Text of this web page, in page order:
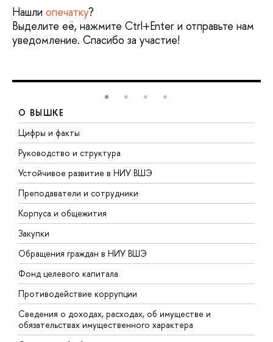
Нашли опечатку?
Выделите её, нажмите Ctrl+Enter и отправьте нам
уведомление. Спасибо за участие!
О ВЫШКЕ
Цифры и факты
Руководство и структура
Устойчивое развитие в НИУ ВШЭ
Преподаватели и сотрудники
Корпуса и общежития
Закупки
Обращения граждан в НИУ ВШЭ
Фонд целевого капитала
Противодействие коррупции
Сведения о доходах, расходах, об имуществе и
обязательствах имущественного характера